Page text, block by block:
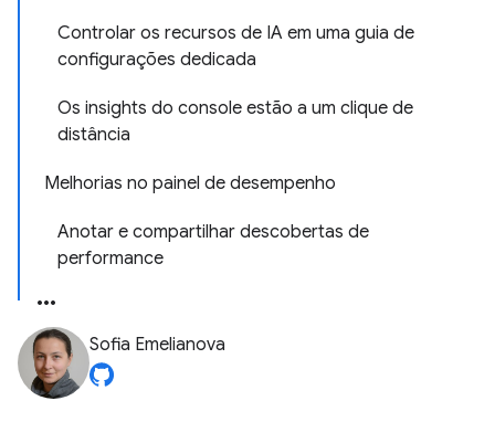
Controlar os recursos de IA em uma guia de
configurações dedicada
Os insights do console estão a um clique de
distância
Melhorias no painel de desempenho
Anotar e compartilhar descobertas de
performance
Sofia Emelianova